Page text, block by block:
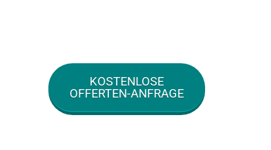
KOSTENLOSE
OFFERTEN-ANFRAGE